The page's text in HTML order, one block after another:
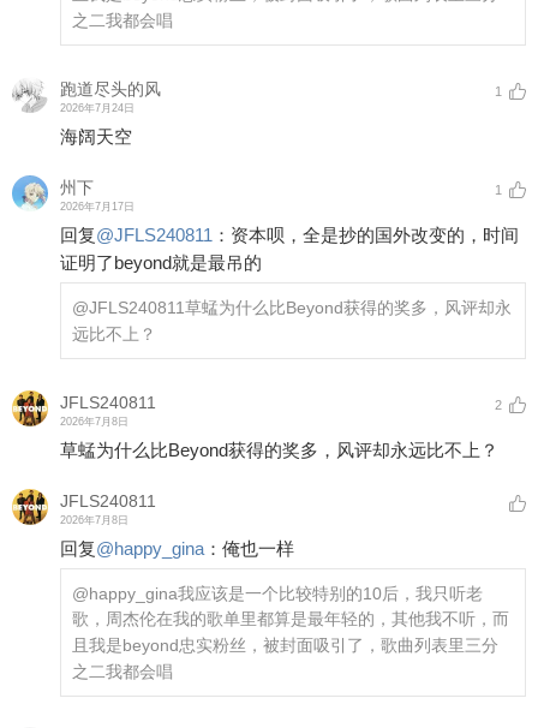
之二我都会唱
跑道尽头的风
2026年7月24日
1
海阔天空
州下
2026年7月17日
1
回复@JFLS240811 ： 资本呗，全是抄的国外改变的，时间
证明了beyond就是最吊的
@JFLS240811草蜢为什么比Beyond获得的奖多，风评却永
远比不上？
JFLS240811
2026年7月8日
2
草蜢为什么比Beyond获得的奖多，风评却永远比不上？
JFLS240811
2026年7月8日
回复@happy_gina ： 俺也一样
@happy_gina我应该是一个比较特别的10后，我只听老
歌，周杰伦在我的歌单里都算是最年轻的，其他我不听，而
且我是beyond忠实粉丝，被封面吸引了，歌曲列表里三分
之二我都会唱